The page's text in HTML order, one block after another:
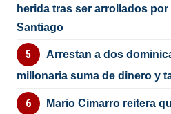
herida tras ser arrollados por
Santiago
Arrestan a dos
millonaria suma de dinero y
Mario Cimarro reitera